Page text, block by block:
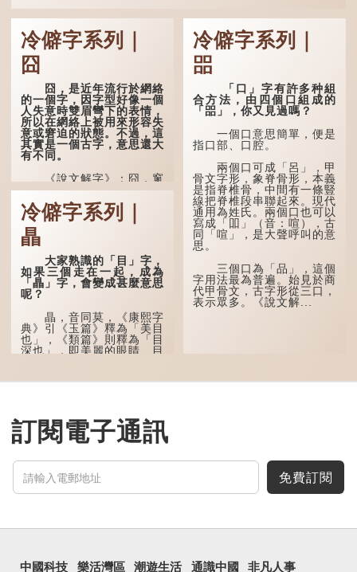
冷僻字系列｜
囧
囧，是近年流行於網絡
的一個字，因字型好像一個
人失意時雙眉彎下的表情，
所以在網絡上被用來形容失
意或窘迫的狀態。不過，這
其實是一個古字，意思還大
有不同。
《說文解字》：囧，窻
牖丽廔闿明。象形，本義是
透光通明的窗戶，跟「囪」
一樣都是「窗」的象形字。
甲骨文中又用作地名，古書
中的「黍于囧」表示在囧地
種黍。
這個古字十分少用，直
至21世紀，網絡上開始流
行表情符號，這個字也被網
民當做表情符號來用。
囧字的「八」像一對委
屈的八字眉模樣，「口」像
驚訝、窘迫...
冷僻字系列｜
瞐
大家熟識的「目」字，
如果三個走在一起，成為
「瞐」字，會變成甚麼意思
呢？
瞐，音同莫，《康熙字
典》引《玉篇》釋為「美目
也」，《類篇》則釋為「目
深也」，即美麗的眼睛、目
多年前，蘋果手機推出
能，便用上「瞐」這個字，
表達iPhone12有由8位提
升至10位HDR影片拍攝功
色，達到專...
冷僻字系列｜
㗊
「口」字有許多种組
合方法，由四個口組成的
「㗊」，你又見過嗎？
一個口意思簡單，便是
指口部、口腔。
兩個口可成「呂」，甲
骨文字形，象脊骨形，本義
是指脊椎骨，中間有一條豎
線把脊椎段串聯起來。現代
通用為姓氏。兩個口也可以
寫成「吅」（音：喧），古
同「喧」，是大聲呼叫的意
思。
三個口為「品」，這個
字用法最為普遍。始見於商
代甲骨文，古字形從三口，
表示眾多。《說文解...
訂閱電子通訊
免費訂閱
中國科技 樂活灣區 潮遊生活 通識中國 非凡人事